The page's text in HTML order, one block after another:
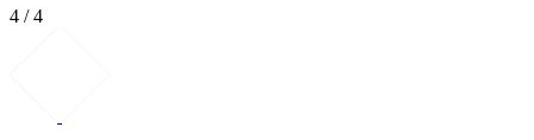
4 / 4